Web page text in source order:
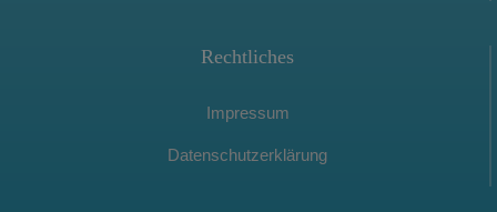
Rechtliches
Impressum
Datenschutzerklärung